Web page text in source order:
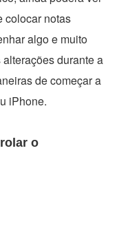
colocar notas
algo e muito
durante a
de começar a
iPhone.
o